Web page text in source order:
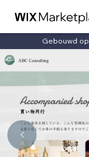
Gebouwd op